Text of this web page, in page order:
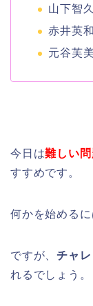
山下智久
赤井英和
元谷芙
今日は難しい
すすめです。
何かを始めるに
ですが、チャ
れるでしょう。